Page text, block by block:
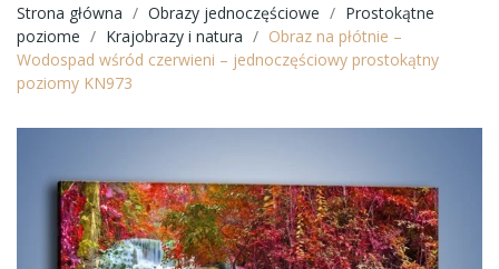
Strona główna Obrazy jednoczęściowe
Prostokątne
poziome
Krajobrazy i natura
Obraz na płótnie –
Wodospad wśród czerwieni – jednoczęściowy prostokątny
poziomy KN973